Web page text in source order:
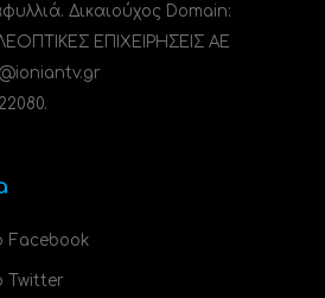
Δικαιούχος Domain:
ΕΠΙΧΕΙΡΗΣΕΙΣ ΑΕ
Facebook
Twitter